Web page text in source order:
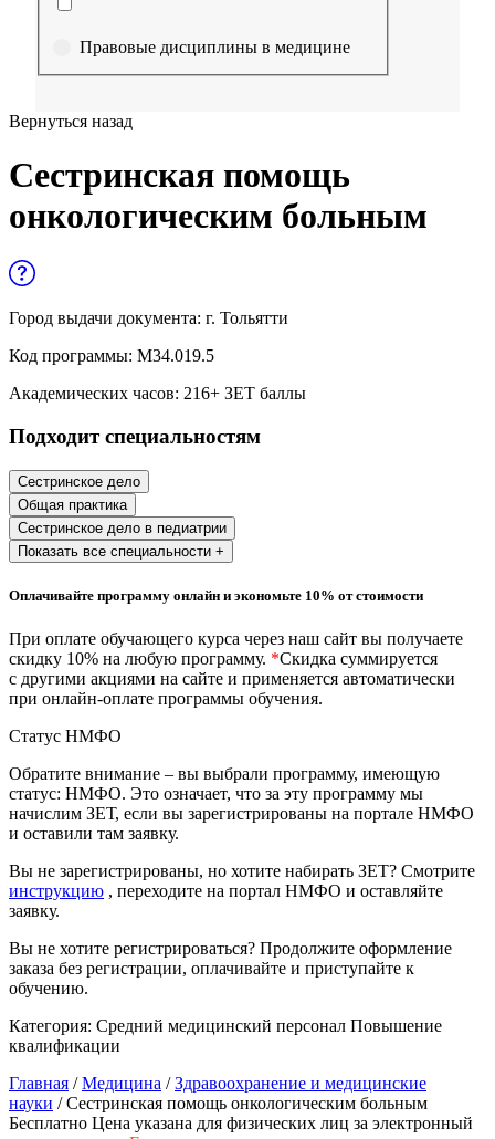
Правовые дисциплины в медицине
медицине
Образование и педагогические науки
Социология и социальная работа
и служащих
История и археология
Психологические науки
Техносферная безопасность и
природообустройство
промышленности
Управление охраной труда.
Техносферная безопасность
Допуски
Экономика и управление
Управление производством
общественного питания в
Управление административно-
Вернуться назад
Сестринская помощь
онкологическим больным
Город выдачи документа: г. Тольятти
Код программы: М34.019.5
Академических часов: 216+ ЗЕТ баллы
Подходит специальностям
Сестринское дело
Общая практика
Сестринское дело в педиатрии
Показать все специальности +
Оплачивайте программу онлайн и экономьте 10% от стоимости
При оплате обучающего курса через наш сайт вы получаете
скидку 10% на любую программу. *Скидка суммируется
с другими акциями на сайте и применяется автоматически
при онлайн-оплате программы обучения.
Статус НМФО
Обратите внимание – вы выбрали программу, имеющую
статус: НМФО. Это означает, что за эту программу мы
начислим ЗЕТ, если вы зарегистрированы на портале НМФО
и оставили там заявку.
Вы не зарегистрированы, но хотите набирать ЗЕТ? Смотрите
инструкцию , переходите на портал НМФО и оставляйте
заявку.
Вы не хотите регистрироваться? Продолжите оформление
заказа без регистрации, оплачивайте и приступайте к
обучению.
Категория: Средний медицинский персонал Повышение
квалификации
Главная /Медицина /Здравоохранение и медицинские
науки / Сестринская помощь онкологическим больным
Бесплатно Цена указана для физических лиц за электронный